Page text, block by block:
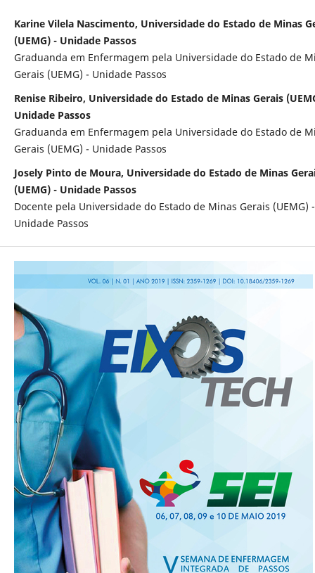
Karine Vilela Nascimento, Universidade do Estado de Minas
(UEMG) - Unidade Passos
Graduanda em Enfermagem pela Universidade do Estado de
Gerais (UEMG) - Unidade Passos
Renise Ribeiro, Universidade do Estado de Minas Gerais
Unidade Passos
Graduanda em Enfermagem pela Universidade do Estado de
Gerais (UEMG) - Unidade Passos
Josely Pinto de Moura, Universidade do Estado de Minas
(UEMG) - Unidade Passos
Docente pela Universidade do Estado de Minas Gerais (UEMG) -
Unidade Passos